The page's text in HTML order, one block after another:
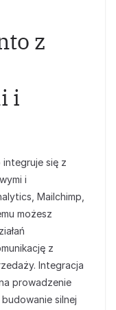
z
i
integruje się z
i
Mailchimp,
możesz
z
Integracja
prowadzenie
silnej